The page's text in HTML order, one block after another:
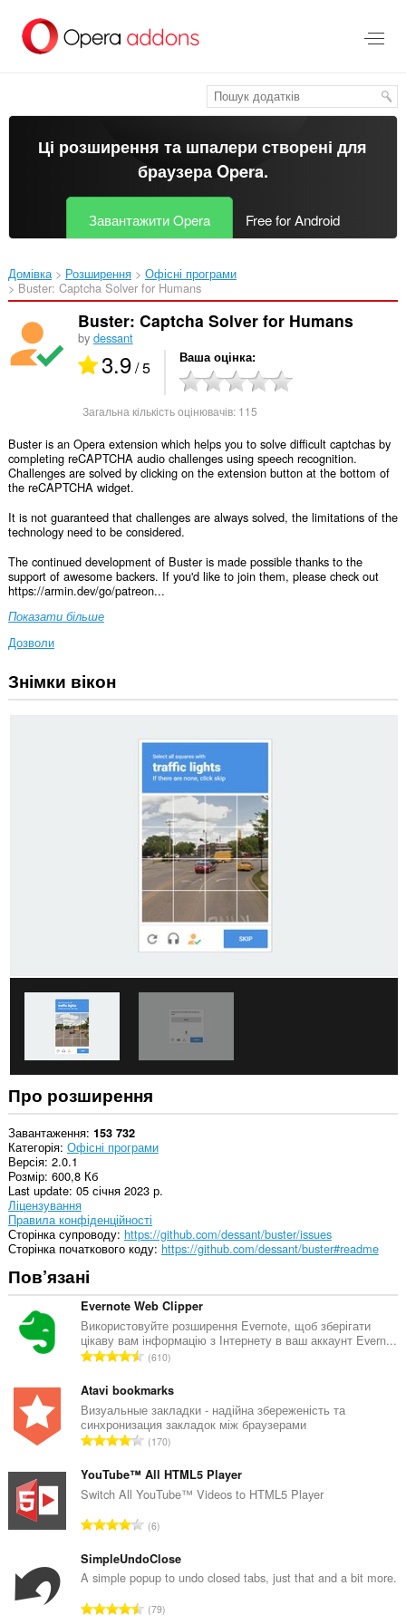
основного
Ці розширення та шпалери створені для
браузера Opera.
Завантажити Opera Free for Android
Домівка Розширення
Офісні програми
Buster: Captcha Solver for Humans‎
Buster: Captcha Solver for Humans
by dessant
3.9/ 5 Ваша оцінка
Загальна кількість оцінювачів: 115
Buster is an Opera extension which helps you to solve difficult captchas by
completing reCAPTCHA audio challenges using speech recognition.
Challenges are solved by clicking on the extension button at the bottom of
the reCAPTCHA widget.
It is not guaranteed that challenges are always solved, the limitations of the
technology need to be considered.
The continued development of Buster is made possible thanks to the
support of awesome backers. If you'd like to join them, please check out
https://armin.dev/go/patreon...
Показати більше
Дозволи
Це
розширення
extension
can
exchange
messages
with
programs
other
than
Opera.
This
extension
can
create
notifications
and
them
system
tray.
Це
розширення
отримувати
доступ
до
даних
вкладок
журналу
перегляду.
Знімки вікон
Про розширення
Завантаження 153 732
Категорія Офісні програми
Версія 2.0.1
Розмір 600,8 Кб
Last update 05 січня 2023 р.
Ліцензування
Правила конфіденційності
Сторінка супроводу https://github.com/dessant/buster/issues
Сторінка початкового коду https://github.com/dessant/buster#readme
Пов’язані
Evernote Web Clipper
Використовуйте розширення Evernote, щоб зберігати
цікаву вам інформацію з Інтернету в ваш аккаунт Evern...
З
г
а
л
ь
а
к
і
л
ь
к
і
с
610
Atavi bookmarks
Визуальные закладки - надійна збереженість та
синхронизация закладок між браузерами
З
г
а
ь
а
к
і
170
YouTube™ All HTML5 Player
Switch All YouTube™ Videos to HTML5 Player
З
г
а
ь
6
SimpleUndoClose
A simple popup to undo closed tabs, just that and a bit more.
З79